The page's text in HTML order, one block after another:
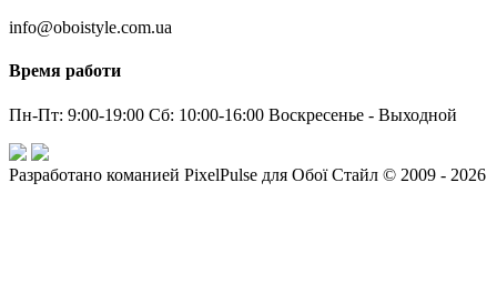
info@oboistyle.com.ua
Время работи
Пн-Пт: 9:00-19:00 Сб: 10:00-16:00 Воскресенье - Выходной
Разработано команией PixelPulse для Обої Стайл © 2009 - 2026